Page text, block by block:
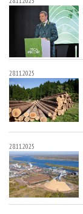
28.11.2025
28.11.2025